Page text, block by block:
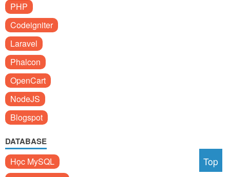
PHP
Codeigniter
Laravel
Phalcon
OpenCart
NodeJS
Blogspot
DATABASE
Học MySQL
Top